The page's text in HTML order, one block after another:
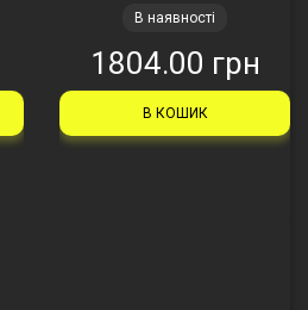
В наявності
1804.00 грн
В КОШИК